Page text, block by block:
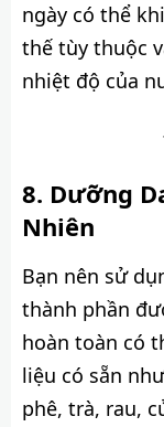
ngày có thể
thế tùy thuộc
nhiệt độ của
Dưỡng
Nhiên
Bạn nên sử
thành phần
hoàn toàn có
liệu có sẵn
phê, trà, rau,